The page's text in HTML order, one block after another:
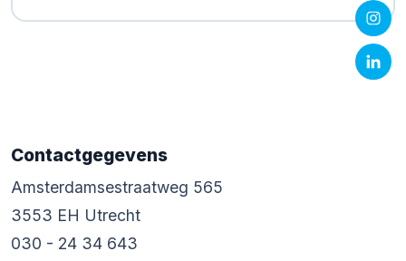
Contactgegevens
Amsterdamsestraatweg 565
3553 EH Utrecht
030 - 24 34 643